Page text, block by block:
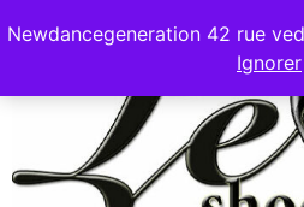
Newdancegeneration 42 rue
Ignorer